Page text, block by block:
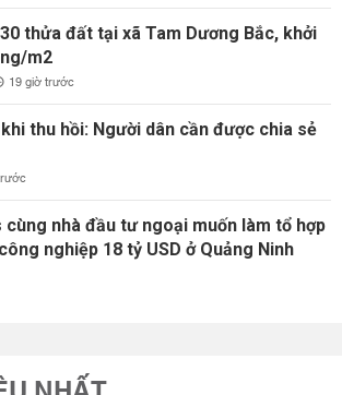
thửa đất tại xã Tam Dương Bắc, khởi
m2
19 giờ trước
thu hồi: Người dân cần được chia sẻ
nhà đầu tư ngoại muốn làm tổ hợp
nghiệp 18 tỷ USD ở Quảng Ninh